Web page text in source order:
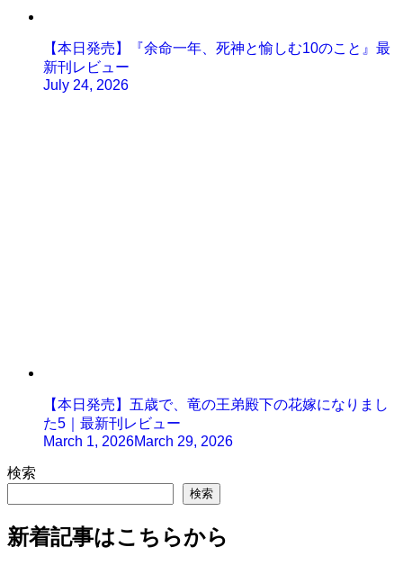
【本日発売】『余命一年、死神と愉しむ10のこと』最
新刊レビュー
July 24, 2026
【本日発売】五歳で、竜の王弟殿下の花嫁になりまし
た5｜最新刊レビュー
March 1, 2026March 29, 2026
検索
検索
新着記事はこちらから